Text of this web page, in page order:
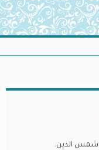
شمس الدين.